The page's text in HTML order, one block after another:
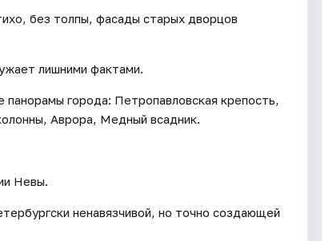
без толпы, фасады старых дворцов
лишними фактами.
города: Петропавловская крепость,
Аврора, Медный всадник.
Невы.
ненавязчивой, но точно создающей